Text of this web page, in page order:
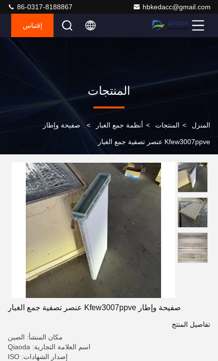
hbkedacc@gmail.com
86-0317-8188867
إقتباس
المنتجات
المنزل > المنتجات > أنظمة جمع الغبار > صفيحة وإطار
Kfew3007ppve عنصر تصفية جمع الغبار
صفيحة وإطار Kfew3007ppve عنصر تصفية جمع الغبار
تفاصيل المنتج
مكان المنشأ: الصين
اسم العلامة التجارية: Qiaoda
إصدار الشهادات: ISO